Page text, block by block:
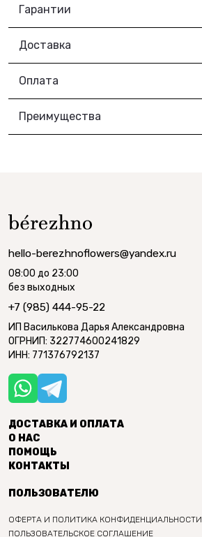
Гарантии
Доставка
Оплата
Преимущества
hello-berezhnoflowers@yandex.ru
08:00 до 23:00
без выходных
+7 (985) 444-95-22
ИП Василькова Дарья Александровна
ОГРНИП: 322774600241829
ИНН: 771376792137
ДОСТАВКА И ОПЛАТА
О НАС
ПОМОЩЬ
КОНТАКТЫ
ПОЛЬЗОВАТЕЛЮ
ОФЕРТА И ПОЛИТИКА КОНФИДЕНЦИАЛЬНОСТИ
ПОЛЬЗОВАТЕЛЬСКОЕ СОГЛАШЕНИЕ